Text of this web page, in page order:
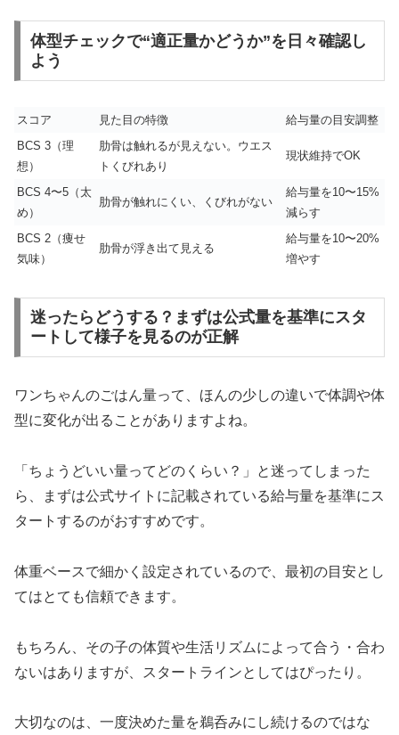
体型チェックで“適正量かどうか”を日々確認し
よう
スコア 見た目の特徴
給与量の目安調整
BCS 3（理
想）
肋骨は触れるが見えない。ウエス
トくびれあり
現状維持でOK
BCS 4〜5（太
め）
肋骨が触れにくい、くびれがない
給与量を10〜15%
減らす
BCS 2（痩せ
気味）
肋骨が浮き出て見える
給与量を10〜20%
増やす
迷ったらどうする？まずは公式量を基準にスタ
ートして様子を見るのが正解
ワンちゃんのごはん量って、ほんの少しの違いで体調や体
型に変化が出ることがありますよね。
「ちょうどいい量ってどのくらい？」と迷ってしまった
ら、まずは公式サイトに記載されている給与量を基準にス
タートするのがおすすめです。
体重ベースで細かく設定されているので、最初の目安とし
てはとても信頼できます。
もちろん、その子の体質や生活リズムによって合う・合わ
ないはありますが、スタートラインとしてはぴったり。
大切なのは、一度決めた量を鵜呑みにし続けるのではな